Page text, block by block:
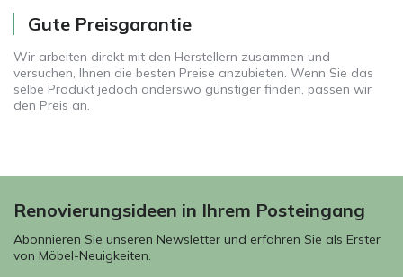
Gute Preisgarantie
Wir arbeiten direkt mit den Herstellern zusammen und
versuchen, Ihnen die besten Preise anzubieten. Wenn Sie das
selbe Produkt jedoch anderswo günstiger finden, passen wir
den Preis an.
Renovierungsideen in Ihrem Posteingang
Abonnieren Sie unseren Newsletter und erfahren Sie als Erster
von Möbel-Neuigkeiten.